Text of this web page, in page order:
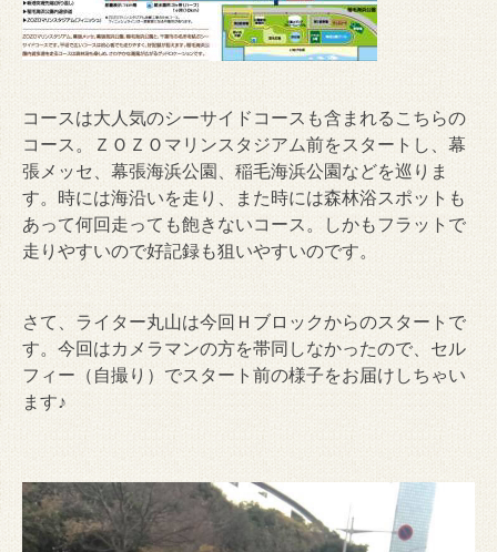
コースは大人気のシーサイドコースも含まれるこちらの
コース。ＺＯＺＯマリンスタジアム前をスタートし、幕
張メッセ、幕張海浜公園、稲毛海浜公園などを巡りま
す。時には海沿いを走り、また時には森林浴スポットも
あって何回走っても飽きないコース。しかもフラットで
走りやすいので好記録も狙いやすいのです。
さて、ライター丸山は今回Ｈブロックからのスタートで
す。今回はカメラマンの方を帯同しなかったので、セル
フィー（自撮り）でスタート前の様子をお届けしちゃい
ます♪